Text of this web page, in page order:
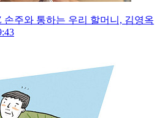
주와 통하는 우리 할머니, 김영옥